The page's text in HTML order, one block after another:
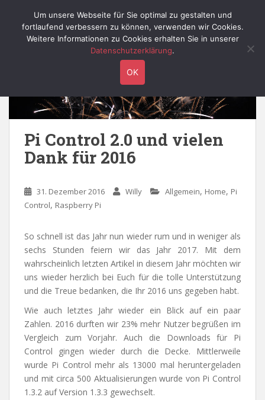
Willy's Technik-Blog
Pi Control 2.0 und vielen
Dank für 2016
31. Dezember 2016 Willy Allgemein, Home, Pi
Control, Raspberry Pi
So schnell ist das Jahr nun wieder rum und in weniger als
sechs Stunden feiern wir das Jahr 2017. Mit dem
wahrscheinlich letzten Artikel in diesem Jahr möchten wir
uns wieder herzlich bei Euch für die tolle Unterstützung
und die Treue bedanken, die Ihr 2016 uns gegeben habt.
Wie auch letztes Jahr wieder ein Blick auf ein paar
Zahlen. 2016 durften wir 23% mehr Nutzer begrüßen im
Vergleich zum Vorjahr. Auch die Downloads für Pi
Control gingen wieder durch die Decke. Mittlerweile
wurde Pi Control mehr als 13000 mal heruntergeladen
und mit circa 500 Aktualisierungen wurde von Pi Control
1.3.2 auf Version 1.3.3 gewechselt.
Um unsere Webseite für Sie optimal zu gestalten und
fortlaufend verbessern zu können, verwenden wir Cookies.
Weitere Informationen zu Cookies erhalten Sie in unserer
Datenschutzerklärung.
OK